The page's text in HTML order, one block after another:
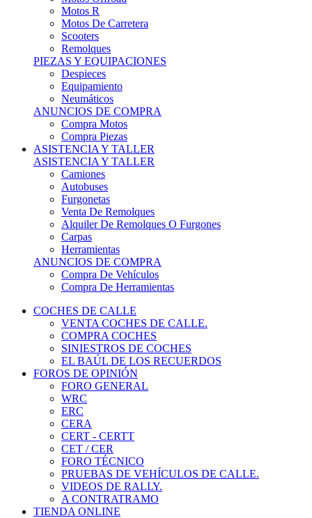
Motos R
Motos De Carretera
Scooters
Remolques
PIEZAS Y EQUIPACIONES
Despieces
Equipamiento
Neumáticos
ANUNCIOS DE COMPRA
Compra Motos
Compra Piezas
ASISTENCIA Y TALLER
ASISTENCIA Y TALLER
Camiones
Autobuses
Furgonetas
Venta De Remolques
Alquiler De Remolques O Furgones
Carpas
Herramientas
ANUNCIOS DE COMPRA
Compra De Vehículos
Compra De Herramientas
COCHES DE CALLE
VENTA COCHES DE CALLE.
COMPRA COCHES
SINIESTROS DE COCHES
EL BAÚL DE LOS RECUERDOS
FOROS DE OPINIÓN
FORO GENERAL
WRC
ERC
CERA
CERT - CERTT
CET / CER
FORO TÉCNICO
PRUEBAS DE VEHÍCULOS DE CALLE.
VIDEOS DE RALLY.
A CONTRATRAMO
TIENDA ONLINE